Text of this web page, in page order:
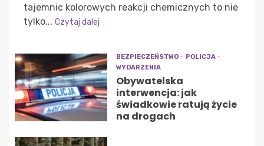
tajemnic kolorowych reakcji chemicznych to nie
tylko... Czytaj dalej
BEZPIECZEŃSTWO
POLICJA
WYDARZENIA
Obywatelska
interwencja: jak
świadkowie ratują życie
na drogach